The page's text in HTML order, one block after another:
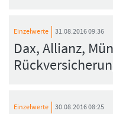
Einzelwerte 31.08.2016 09:36
Dax, Allianz,
Einzelwerte 30.08.2016 08:25